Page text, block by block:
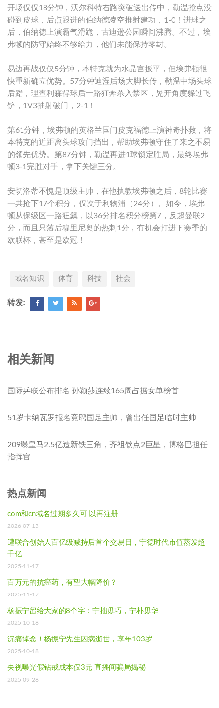
开场仅仅18分钟，沃尔科特右路突破送出传中，勒温抢点没
碰到皮球，后点跟进的伯纳德凌空推射建功，1-0！进球之
后，伯纳德上演霸气滑跪，古迪逊公园瞬间沸腾。不过，埃
弗顿的防守始终不够给力，他们未能保持零封。
易边再战仅仅5分钟，本特克就为水晶宫扳平，但埃弗顿很
快重新确立优势。57分钟迪涅后场大脚长传，勒温中场头球
后蹭，理查利森得球后一路狂奔杀入禁区，晃开角度躲过飞
铲，1V3抽射破门，2-1！
第61分钟，埃弗顿的英格兰国门皮克福德上演神奇扑救，将
本特克的近距离头球攻门挡出，帮助埃弗顿守住了来之不易
的领先优势。第87分钟，勒温再进1球锁定胜局，最终埃弗
顿3-1完胜对手，拿下关键三分。
安切洛蒂不愧是顶级主帅，在他执教埃弗顿之后，8轮比赛
一共抢下17个积分，仅次于利物浦（24分）。如今，埃弗
顿从保级区一路狂飙，以36分排名积分榜第7，反超曼联2
分，而且只落后穆里尼奥的热刺1分，有机会打进下赛季的
欧联杯，甚至是欧冠！
域名知识 体育 科技 社会
转发:
相关新闻
国际乒联公布排名 孙颖莎连续165周占据女单榜首
51岁卡纳瓦罗报名竞聘国足主帅，曾出任国足临时主帅
209曝皇马2.5亿造新铁三角，齐祖钦点2巨星，博格巴担任
指挥官
热点新闻
com和cn域名过期多久可 以再注册
2026-07-15
遭联合创始人百亿级减持后首个交易日，宁德时代市值蒸发超
千亿
2025-11-17
百万元的抗癌药，有望大幅降价？
2025-11-17
杨振宁留给大家的8个字：宁拙毋巧，宁朴毋华
2025-10-18
沉痛悼念！杨振宁先生因病逝世，享年103岁
2025-10-18
央视曝光假钻戒成本仅3元 直播间骗局揭秘
2025-09-28